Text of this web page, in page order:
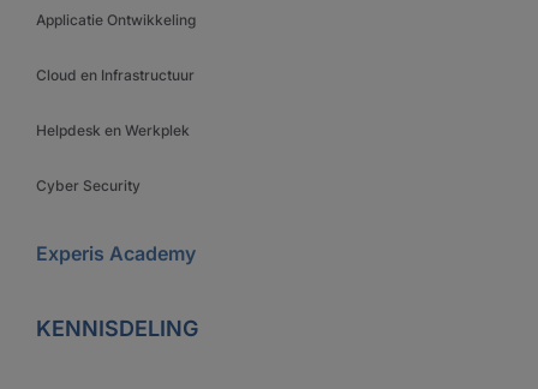
Applicatie Ontwikkeling
Cloud en Infrastructuur
Helpdesk en Werkplek
Cyber Security
Experis Academy
KENNISDELING